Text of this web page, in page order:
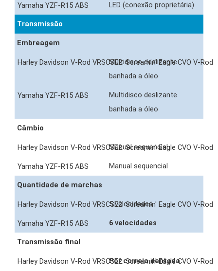
LED (conexão proprietária)
Transmissão
Embreagem
Multidisco deslizante
banhada a óleo
Multidisco deslizante
banhada a óleo
Câmbio
Manual sequencial
Manual sequencial
Quantidade de marchas
5 velocidades
6 velocidades
Transmissão final
Por correia dentada